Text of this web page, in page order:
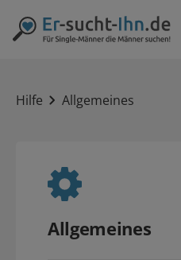
Hilfe Allgemeines
Allgemeines